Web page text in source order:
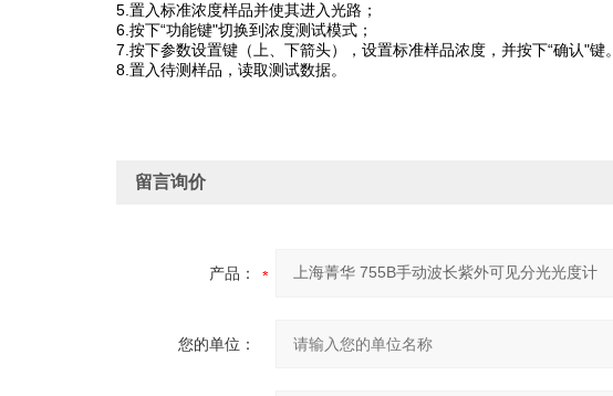
5.置入标准浓度样品并使其进入光路；
6.按下“功能键"切换到浓度测试模式；
7.按下参数设置键（上、下箭头），设置标准样品浓度，并按下“确认"键。
8.置入待测样品，读取测试数据。
留言询价
产品：
您的单位：